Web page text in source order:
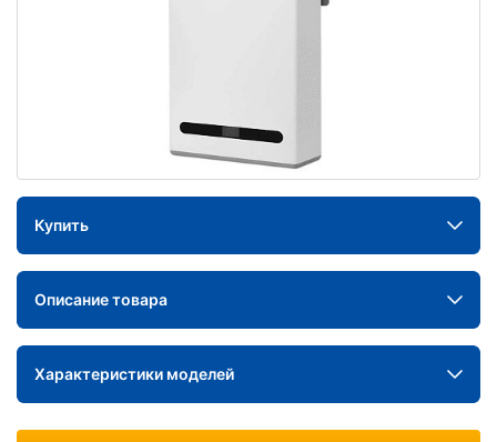
Купить
Описание товара
Характеристики моделей